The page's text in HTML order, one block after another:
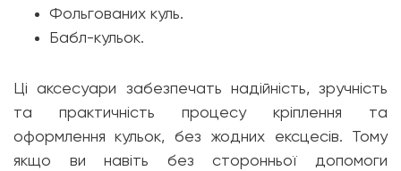
Фольгованих куль.
Бабл-кульок.
Ці аксесуари забезпечать надійність, зручність
та практичність процесу кріплення та
оформлення кульок, без жодних ексцесів. Тому
якщо ви навіть без сторонньої допомоги